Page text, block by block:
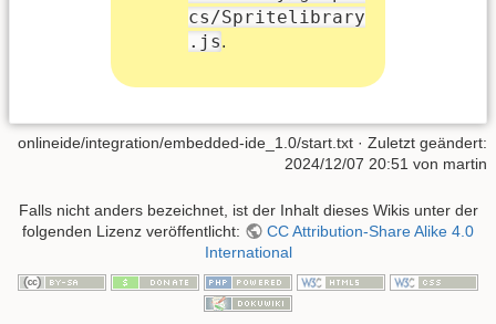
cs/Spritelibrary
.js.
onlineide/integration/embedded-ide_1.0/start.txt · Zuletzt geändert:
2024/12/07 20:51 von martin
Falls nicht anders bezeichnet, ist der Inhalt dieses Wikis unter der
folgenden Lizenz veröffentlicht:
CC Attribution-Share Alike 4.0
International